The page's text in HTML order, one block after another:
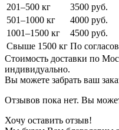
201–500 кг
3500 руб.
501–1000 кг
4000 руб.
1001–1500 кг
4500 руб.
Свыше 1500 кг По
Стоимость доставки по
индивидуально.
Вы можете забрать ваш
Отзывов пока нет. Вы
Хочу оставить отзыв!